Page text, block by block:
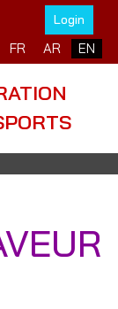
Login
your language
FR AR EN